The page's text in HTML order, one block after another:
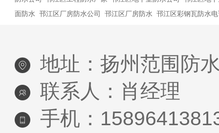
面防水 邗江区厂房防水公司 邗江区厂房防水 邗江区彩钢瓦防水
地址：扬州范围防
联系人：肖经理
手机：